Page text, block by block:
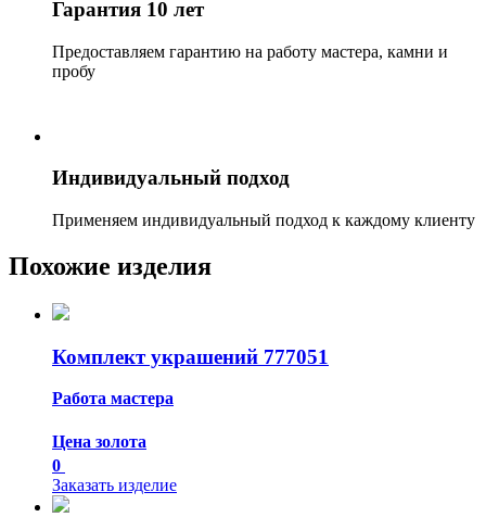
Гарантия 10 лет
Предоставляем гарантию на работу мастера, камни и
пробу
Индивидуальный подход
Применяем индивидуальный подход к каждому клиенту
Похожие изделия
Комплект украшений 777051
Работа мастера
Цена золота
0
Заказать изделие